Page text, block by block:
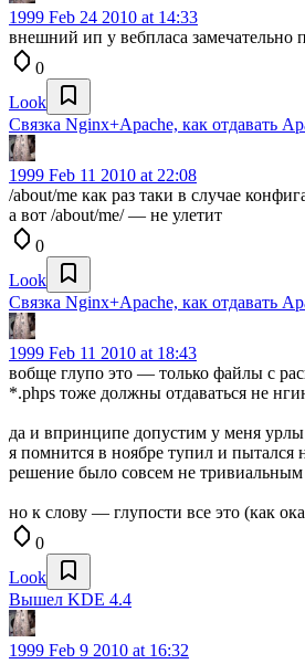
1999 Feb 24 2010 at 14:33
внешний ип у вебпласа замечательно
0
Look
Связка Nginx+Apache, как отдавать
1999 Feb 11 2010 at 22:08
/about/me как раз таки в случае
а вот /about/me/ — не улетит
0
Look
Связка Nginx+Apache, как отдавать
1999 Feb 11 2010 at 18:43
вобще глупо это — только файлы с
*.phps тоже должны отдаваться не
да и впринципе допустим у меня
я помнится в ноябре тупил и пытался
решение было совсем не
но к слову — глупости все это (как
0
Look
Вышел KDE 4.4
1999 Feb 9 2010 at 16:32